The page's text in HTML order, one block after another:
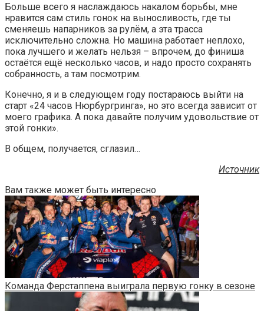
Больше всего я наслаждаюсь накалом борьбы, мне
нравится сам стиль гонок на выносливость, где ты
сменяешь напарников за рулём, а эта трасса
исключительно сложна. Но машина работает неплохо,
пока лучшего и желать нельзя – впрочем, до финиша
остаётся ещё несколько часов, и надо просто сохранять
собранность, а там посмотрим.
Конечно, я и в следующем году постараюсь выйти на
старт «24 часов Нюрбургринга», но это всегда зависит от
моего графика. А пока давайте получим удовольствие от
этой гонки».
В общем, получается, сглазил…
Источник
Вам также может быть интересно
Команда Ферстаппена выиграла первую гонку в сезоне